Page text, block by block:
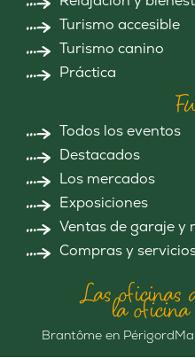
Turismo accesible
Turismo canino
Práctica
Todos los eventos
Destacados
Los mercados
Exposiciones
Ventas de garaje y
Compras y
Las oficinas
la
Brantôme en Périgord